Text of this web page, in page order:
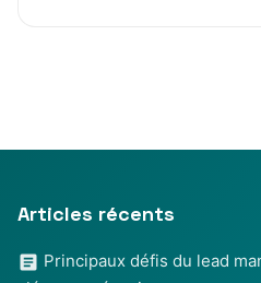
Articles récents
Principaux défis du lead